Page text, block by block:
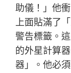
助儀！」他
上面貼滿了
警告標籤。
的外星計算
器」。他必